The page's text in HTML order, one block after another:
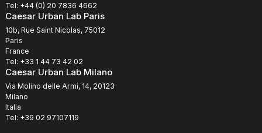
Tel: +44 (0) 20 7836 4662
Caesar Urban Lab Paris
10b, Rue Saint Nicolas, 75012
Paris
France
Tel: +33 1 44 73 42 02
Caesar Urban Lab Milano
Via Molino delle Armi, 14, 20123
Milano
Italia
Tel: +39 02 97107119